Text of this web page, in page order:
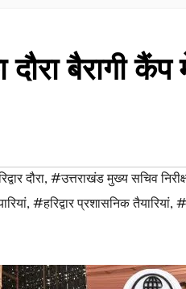
दौरा बैरागी
दौरा, #उत्तराखंड मुख्य सचिव
, #हरिद्वार प्रशासनिक तैयारियां,